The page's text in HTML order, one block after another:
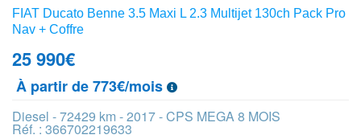
FIAT Ducato Benne 3.5 Maxi L 2.3 Multijet 130ch Pack Pro
Nav + Coffre
25 990€
À partir de 773€/mois
Diesel - 72429 km - 2017 - CPS MEGA 8 MOIS
Réf. : 366702219633